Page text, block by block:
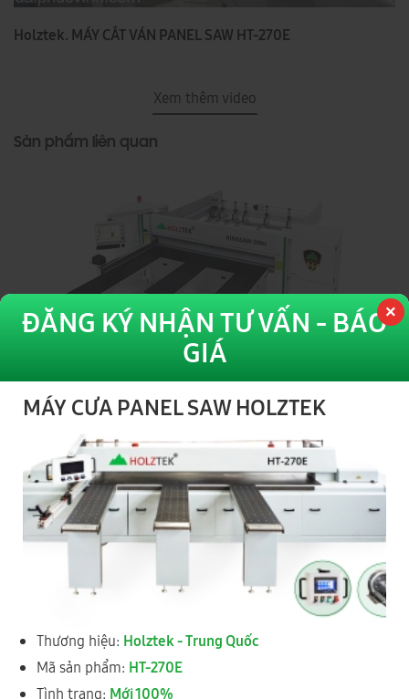
ĐĂNG KÝ NHẬN TƯ VẤN - BÁO
GIÁ
MÁY CƯA PANEL SAW HOLZTEK
Thương hiệu: Holztek - Trung Quốc
Mã sản phẩm: HT-270E
Tình trạng: Mới 100%
Holztek. MÁY CẮT VÁN PANEL SAW HT-270E
Xem thêm video
Sản phẩm liên quan
KINGSAW-290H
Hệ thống Showroom - Bảo Hành
ĐẠI PHÚC VINH CNCToàn Quốc